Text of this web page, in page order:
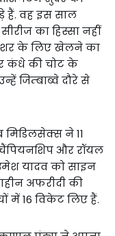
वह इस साल
का हिस्सा नहीं
के लिए खेलने का
कंधे की चोट के
जिम्बाब्वे दौरे से
ने 11
चैंपियनशिप और रॉयल
यादव को साइन
अफरीदी की
में 16 विकेट लिए हैं.